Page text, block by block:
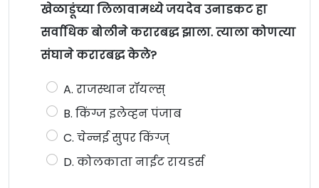
खेळाडूंच्या लिलावामध्ये जयदेव उनाडकट हा
सर्वाधिक बोलीने करारबद्ध झाला. त्याला कोणत्या
संघाने करारबद्ध केले?
A. राजस्थान रॉयल्स्
B. किंग्ज इलेव्हन पंजाब
C. चेन्नई सुपर किंग्ज्
D. कोलकाता नाईट रायडर्स